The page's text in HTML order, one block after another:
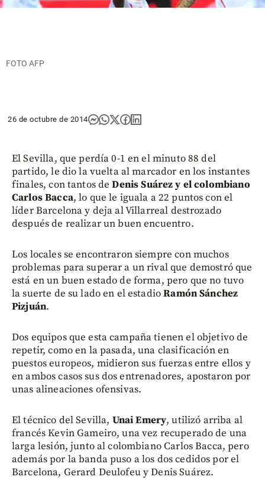
FOTO AFP
26 de octubre de 2014
El Sevilla, que perdía 0-1 en el minuto 88 del
partido, le dio la vuelta al marcador en los instantes
finales, con tantos deDenis Suárez y el colombiano
Carlos Bacca, lo que le iguala a 22 puntos con el
líder Barcelona y deja al Villarreal destrozado
después de realizar un buen encuentro.
Los locales se encontraron siempre con muchos
problemas para superar a un rival que demostró que
está en un buen estado de forma, pero que no tuvo
la suerte de su lado en el estadioRamón Sánchez
Pizjuán.
Dos equipos que esta campaña tienen el objetivo de
repetir, como en la pasada, una clasificación en
puestos europeos, midieron sus fuerzas entre ellos y
en ambos casos sus dos entrenadores, apostaron por
unas alineaciones ofensivas.
El técnico del Sevilla, Unai Emery, utilizó arriba al
francés Kevin Gameiro, una vez recuperado de una
larga lesión, junto al colombiano Carlos Bacca, pero
además por la banda puso a los dos cedidos por el
Barcelona, Gerard Deulofeu y Denis Suárez.